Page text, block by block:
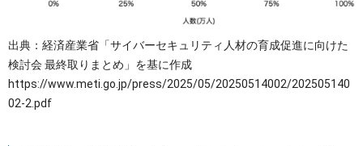
出典：経済産業省「サイバーセキュリティ人材の育成促進に向けた
検討会 最終取りまとめ」を基に作成
https://www.meti.go.jp/press/2025/05/20250514002/202505140
02-2.pdf